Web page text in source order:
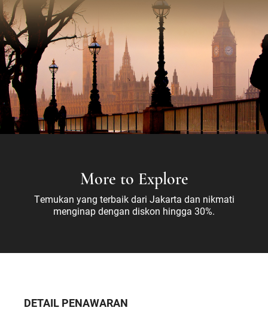
More to Explore
Temukan yang terbaik dari Jakarta dan nikmati
menginap dengan diskon hingga 30%.
DETAIL PENAWARAN